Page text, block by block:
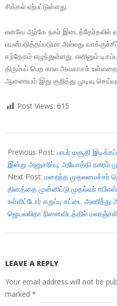
சிக்கல் ஏற்பட்டுள்ளது.
எனவே ஆர்கே நகர் இடைத்தேர்தலில்
பயன்படுத்தப்படுமா அல்லது
சந்தேகம் எழுந்துள்ளது. எனினும்
திரும்பப் பெற கால அவகாசம்
ஆணையம் இது குறித்து முடிவு
Post Views: 615
12-
06
Previous Post: பாபர் மசூதி
இன்று அனுசரிப்பு; அயோத்தி நகரம்
Next Post: மறைந்த முதலமைச்சர்
தினத்தை முன்னிட்டு முதல்வர்
உள்ளிட்டோர் கறுப்பு சட்டை அணிந்து
ஜெயலலிதா நினைவிடத்தில்
LEAVE A REPLY
Your email address will not be
marked *